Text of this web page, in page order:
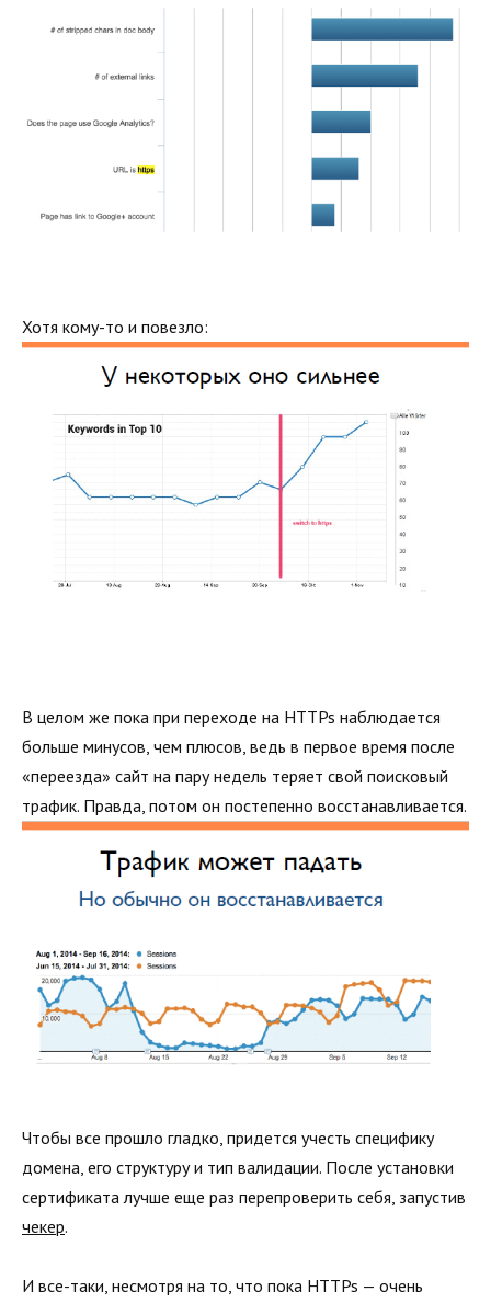
Хотя кому-то и повезло:
В целом же пока при переходе на HTTPs наблюдается
больше минусов, чем плюсов, ведь в первое время после
«переезда» сайт на пару недель теряет свой поисковый
трафик. Правда, потом он постепенно восстанавливается.
Чтобы все прошло гладко, придется учесть специфику
домена, его структуру и тип валидации. После установки
сертификата лучше еще раз перепроверить себя, запустив
чекер.
И все-таки, несмотря на то, что пока HTTPs — очень